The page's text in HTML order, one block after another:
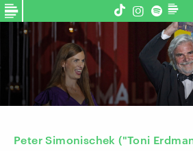
Peter Simonischek ("Toni